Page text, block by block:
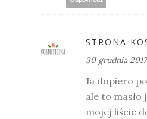
STRONA
30 grudnia
Ja dopiero
ale to
mojej liście